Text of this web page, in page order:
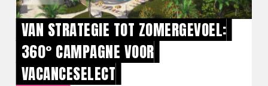
VAN STRATEGIE TOT ZOMERGEVOEL:
360° CAMPAGNE VOOR
VACANCESELECT